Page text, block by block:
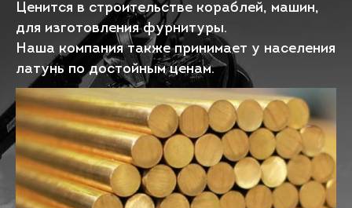
Ценится в строительстве кораблей, машин,
для изготовления фурнитуры.
Наша компания также принимает у населения
латунь по достойным ценам.